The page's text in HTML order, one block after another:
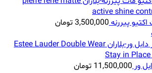
پیررنه3,500,000تومان
ور11,500,000 تومان